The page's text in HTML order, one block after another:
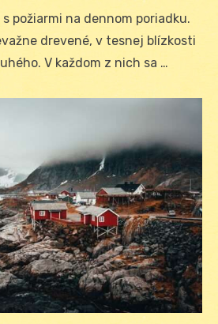
požiarmi na dennom poriadku.
drevené, v tesnej blízkosti
V každom z nich sa …